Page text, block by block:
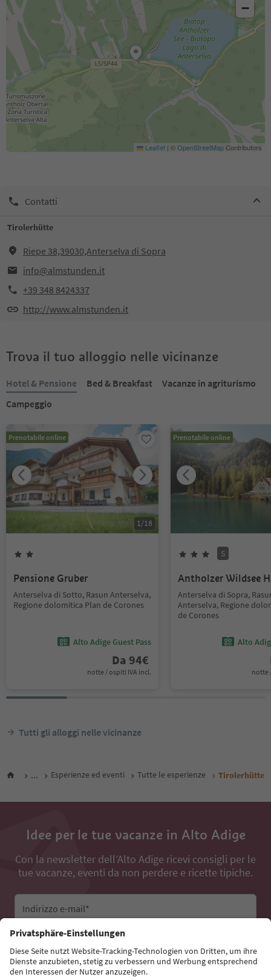
−
Leaflet | ©OpenStreetMapContributors
Contatti
Tirolerhütte
Riepe 38,39030,Anterselva di Sopra
info@almstunden.it
+39 348 8424337
http://www.almstunden.it
Trova il tuo alloggio nelle vicinanze
Hotel & Pensione Bed & Breakfast
Vacanze in agriturismo
Campeggio
Prenotabile online
1/18
Pensione Gruber
Anterselva di Sotto, Rasun Anterselva,
Regione dolomitica Plan de Corones
Alto Adige Guest Pass
Da 94€
notte / ospiti IVA incl.
Prenotabile online
S
Antholzer Wildsee
Anterselva di Sopra,
Anterselva, Regione
de Corones
Alto
notte
Tutti gli alloggi nelle vicinanze
... Esperienze ed eventi Tutte le esperienze Tirolerhütte
Idee per le tue vacanze in Alto Adige
Con la newsletter dell’Alto Adige ricevi consigli per le
tue vacanze, eventi da non perdere e ricette tipiche.
Indirizzo e-mail*
Iscriviti alla newsletter